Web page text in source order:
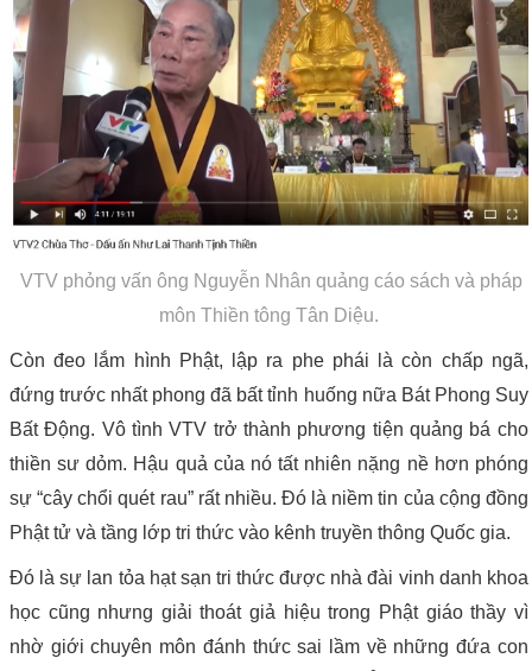
VTV phỏng vấn ông Nguyễn Nhân quảng cáo sách và pháp
môn Thiền tông Tân Diệu.
Còn đeo lắm hình Phật, lập ra phe phái là còn chấp ngã,
đứng trước nhất phong đã bất tỉnh huống nữa Bát Phong Suy
Bất Động. Vô tình VTV trở thành phương tiện quảng bá cho
thiền sư dỏm. Hậu quả của nó tất nhiên nặng nề hơn phóng
sự “cây chổi quét rau” rất nhiều. Đó là niềm tin của cộng đồng
Phật tử và tầng lớp tri thức vào kênh truyền thông Quốc gia.
Đó là sự lan tỏa hạt sạn tri thức được nhà đài vinh danh khoa
học cũng nhưng giải thoát giả hiệu trong Phật giáo thầy vì
nhờ giới chuyên môn đánh thức sai lầm về những đứa con